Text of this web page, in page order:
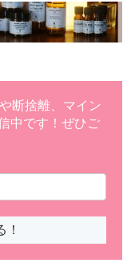
断捨離、マイン
中です！ぜひご